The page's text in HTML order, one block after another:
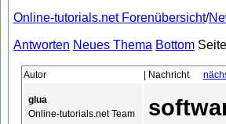
Online-tutorials.net Forenübersicht/
Antworten Neues Thema Bottom
Autor | Nachricht
glua
Online-tutorials.net Team